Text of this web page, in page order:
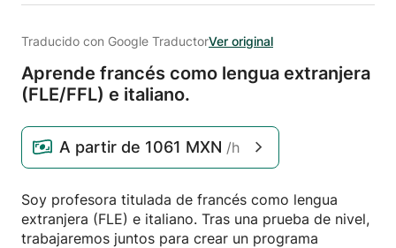
Traducido con Google TraductorVer original
Aprende francés como lengua extranjera
(FLE/FFL) e italiano.
A partir de 1061 MXN /h
Soy profesora titulada de francés como lengua
extranjera (FLE) e italiano. Tras una prueba de nivel,
trabajaremos juntos para crear un programa